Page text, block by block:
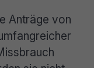
Anträge von